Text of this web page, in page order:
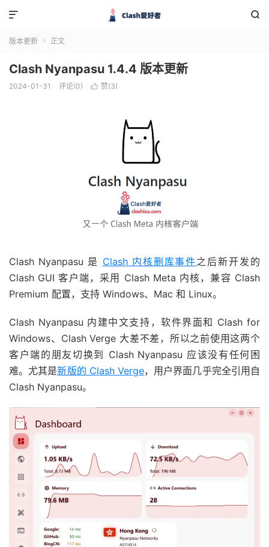


版本更新  正文
Clash Nyanpasu 1.4.4 版本更新
2024-01-31 评论(0)  赞(3)
Clash Nyanpasu 是 Clash 内核删库事件之后新开发的
Clash GUI 客户端，采用 Clash Meta 内核，兼容 Clash
Premium 配置，支持 Windows、Mac 和 Linux。
Clash Nyanpasu 内建中文支持，软件界面和 Clash for
Windows、Clash Verge 大差不差，所以之前使用这两个
客户端的朋友切换到 Clash Nyanpasu 应该没有任何困
难。尤其是新版的 Clash Verge，用户界面几乎完全引用自
Clash Nyanpasu。